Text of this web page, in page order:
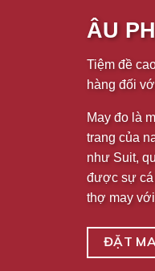
ÂU
Tiệm đề
hàng đối
May đo là
trang của
như Suit,
được sự cá
thợ may
ĐẶT